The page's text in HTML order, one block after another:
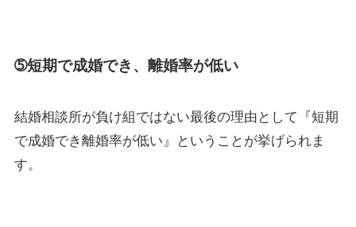
➄短期で成婚でき、離婚率が低い
結婚相談所が負け組ではない最後の理由として『短期
で成婚でき離婚率が低い』ということが挙げられま
す。